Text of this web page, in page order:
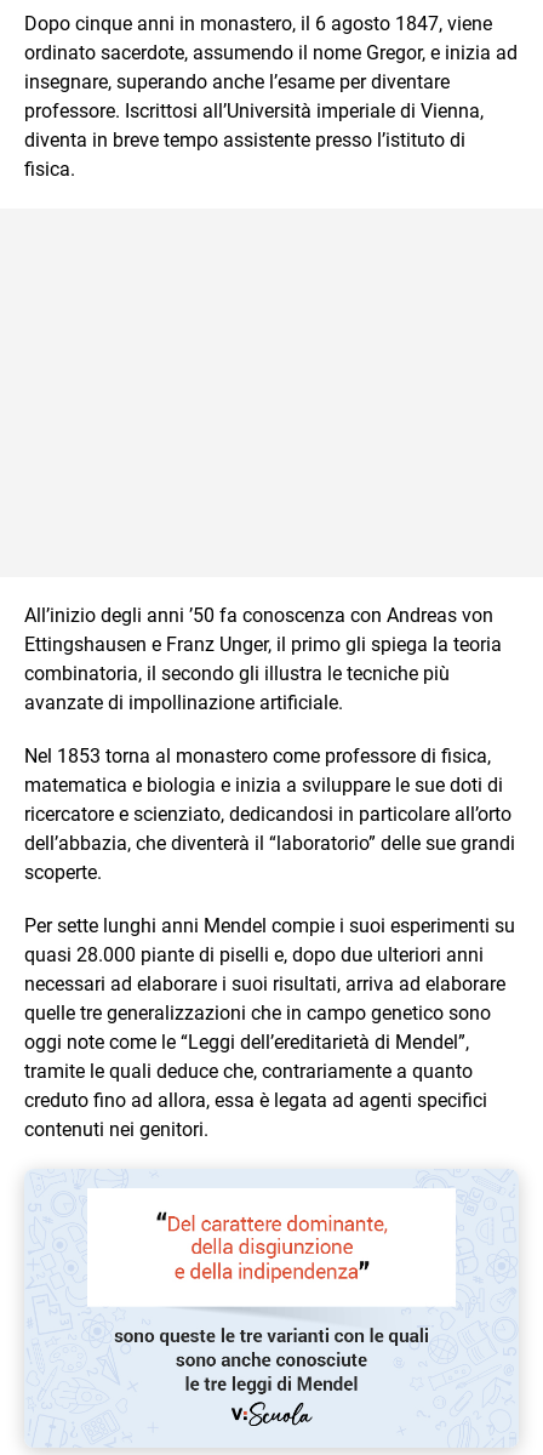
Dopo cinque anni in monastero, il 6 agosto 1847, viene
ordinato sacerdote, assumendo il nome Gregor, e inizia ad
insegnare, superando anche l’esame per diventare
professore. Iscrittosi all’Università imperiale di Vienna,
diventa in breve tempo assistente presso l’istituto di
fisica.
All’inizio degli anni ’50 fa conoscenza con Andreas von
Ettingshausen e Franz Unger, il primo gli spiega la teoria
combinatoria, il secondo gli illustra le tecniche più
avanzate di impollinazione artificiale.
Nel 1853 torna al monastero come professore di fisica,
matematica e biologia e inizia a sviluppare le sue doti di
ricercatore e scienziato, dedicandosi in particolare all’orto
dell’abbazia, che diventerà il “laboratorio” delle sue grandi
scoperte.
Per sette lunghi anni Mendel compie i suoi esperimenti su
quasi 28.000 piante di piselli e, dopo due ulteriori anni
necessari ad elaborare i suoi risultati, arriva ad elaborare
quelle tre generalizzazioni che in campo genetico sono
oggi note come le “Leggi dell’ereditarietà di Mendel”,
tramite le quali deduce che, contrariamente a quanto
creduto fino ad allora, essa è legata ad agenti specifici
contenuti nei genitori.